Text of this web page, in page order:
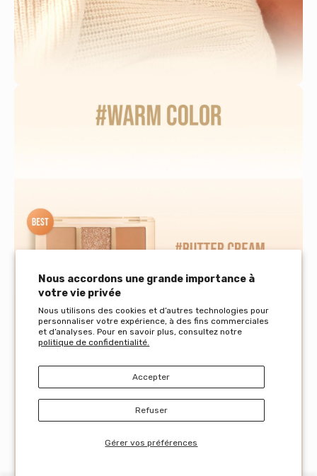
Nous accordons une grande importance à
votre vie privée
Nous utilisons des cookies et d’autres technologies pour
personnaliser votre expérience, à des fins commerciales
et d’analyses. Pour en savoir plus, consultez notre
politique de confidentialité.
Gérer vos préférences
Accepter
Refuser